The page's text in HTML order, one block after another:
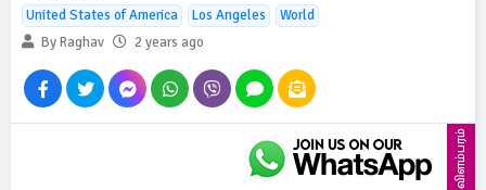
United States of America Los Angeles
World
By Raghav
2 years ago
விளம்பரம்